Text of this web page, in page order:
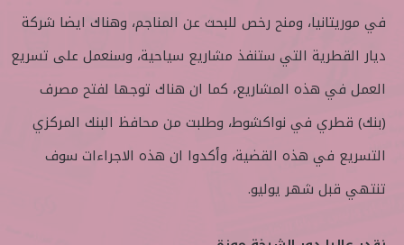
في موريتانيا، ومنح رخص للبحث عن المناجم، وهناك ايضا شركة
ديار القطرية التي ستنفذ مشاريع سياحية، وسنعمل على تسريع
العمل في هذه المشاريع، كما ان هناك توجها لفتح مصرف
(بنك) قطري في نواكشوط، وطلبت من محافظ البنك المركزي
التسريع في هذه القضية، وأكدوا ان هذه الاجراءات سوف
تنتهي قبل شهر يوليو.